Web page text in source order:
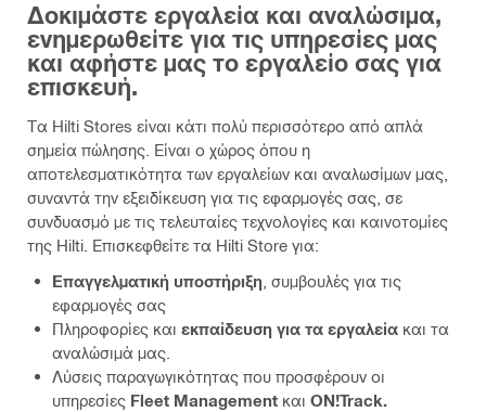
Δοκιμάστε εργαλεία και αναλώσιμα,
ενημερωθείτε για τις υπηρεσίες μας
και αφήστε μας το εργαλείο σας για
επισκευή.
Τα Hilti Stores είναι κάτι πολύ περισσότερο από απλά
σημεία πώλησης. Είναι ο χώρος όπου η
αποτελεσματικότητα των εργαλείων και αναλωσίμων μας,
συναντά την εξειδίκευση για τις εφαρμογές σας, σε
συνδυασμό με τις τελευταίες τεχνολογίες και καινοτομίες
της Hilti. Επισκεφθείτε τα Hilti Store για:
Επαγγελματική υποστήριξη , συμβουλές για τις
εφαρμογές σας
Πληροφορίες και εκπαίδευση για τα εργαλεία και τα
αναλώσιμά μας.
Λύσεις παραγωγικότητας που προσφέρουν οι
υπηρεσίες Fleet Management και ON!Track.